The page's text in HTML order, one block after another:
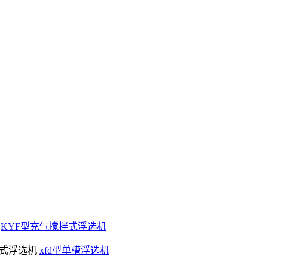
KYF型充气搅拌式浮选机
xfd型单槽浮选机